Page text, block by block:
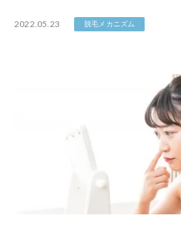
2022.05.23 脱毛メカニズム